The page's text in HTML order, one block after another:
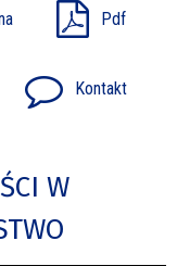
Pdf
Kontakt
W